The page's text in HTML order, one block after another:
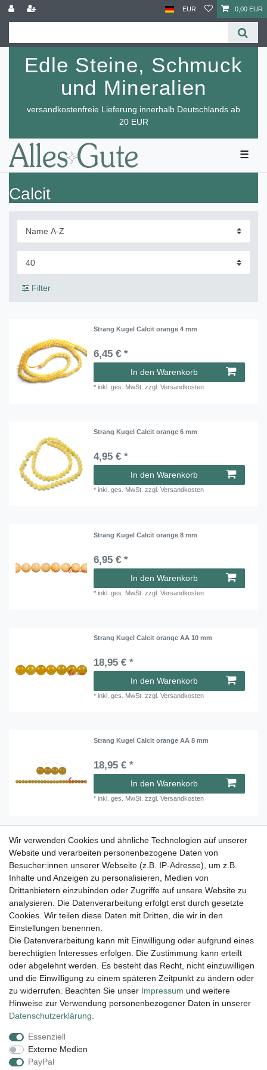
EUR 0,00 EUR
Edle Steine, Schmuck
und Mineralien
versandkostenfreie Lieferung innerhalb Deutschlands ab
20 EUR
☰
Calcit
Filter
Strang Kugel Calcit orange 4 mm
6,45 € *
In den Warenkorb
*inkl. ges. MwSt. zzgl.Versandkosten
Strang Kugel Calcit orange 6 mm
4,95 € *
In den Warenkorb
*inkl. ges. MwSt. zzgl.Versandkosten
Strang Kugel Calcit orange 8 mm
6,95 € *
In den Warenkorb
*inkl. ges. MwSt. zzgl.Versandkosten
Strang Kugel Calcit orange AA 10 mm
18,95 € *
In den Warenkorb
*inkl. ges. MwSt. zzgl.Versandkosten
Strang Kugel Calcit orange AA 8 mm
18,95 € *
In den Warenkorb
*inkl. ges. MwSt. zzgl.Versandkosten
Strang Zylinder Calcit (orange) matt 3-4 x 5-6
mm (37cm)
17,45 € *
In den Warenkorb
*inkl. ges. MwSt. zzgl.Versandkosten
Lieferung und Versand
Impressum Daten­schutz­erklärung AGB
Widerrufs­recht
Wir verwenden Cookies und ähnliche Technologien auf unserer
Website und verarbeiten personenbezogene Daten von
Besucher:innen unserer Webseite (z.B. IP-Adresse), um z.B.
Inhalte und Anzeigen zu personalisieren, Medien von
Drittanbietern einzubinden oder Zugriffe auf unsere Website zu
analysieren. Die Datenverarbeitung erfolgt erst durch gesetzte
Cookies. Wir teilen diese Daten mit Dritten, die wir in den
Einstellungen benennen.
Die Datenverarbeitung kann mit Einwilligung oder aufgrund eines
berechtigten Interesses erfolgen. Die Zustimmung kann erteilt
oder abgelehnt werden. Es besteht das Recht, nicht einzuwilligen
und die Einwilligung zu einem späteren Zeitpunkt zu ändern oder
zu widerrufen. Beachten Sie unser Impressum und weitere
Hinweise zur Verwendung personenbezogener Daten in unserer
Daten­schutz­erklärung
Essenziell
Externe Medien
PayPal